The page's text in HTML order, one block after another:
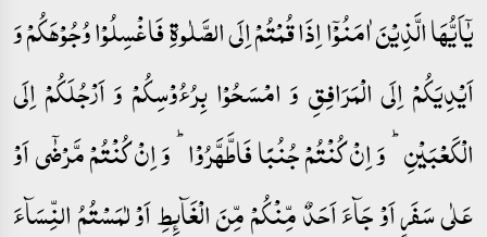
یٰۤاَیُّہَا الَّذِیۡنَ اٰمَنُوۡۤا اِذَا قُمۡتُمۡ اِلَی الصَّلٰوۃِ فَاغۡسِلُوۡا وُجُوۡہَکُمۡ وَ
اَیۡدِیَکُمۡ اِلَی الۡمَرَافِقِ وَ امۡسَحُوۡا بِرُءُوۡسِکُمۡ وَ اَرۡجُلَکُمۡ اِلَی
الۡکَعۡبَیۡنِ ؕ وَ اِنۡ کُنۡتُمۡ جُنُبًا فَاطَّہَّرُوۡا ؕ وَ اِنۡ کُنۡتُمۡ مَّرۡضٰۤی اَوۡ
عَلٰی سَفَرٍ اَوۡ جَآءَ اَحَدٌ مِّنۡکُمۡ مِّنَ الۡغَآئِطِ اَوۡ لٰمَسۡتُمُ النِّسَآءَ